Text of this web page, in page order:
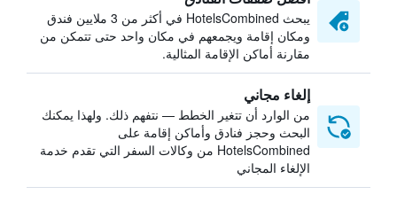
يبحث HotelsCombined في أكثر من 3 ملايين فندق
ومكان إقامة ويجمعهم في مكان واحد حتى تتمكن من
مقارنة أماكن الإقامة المثالية.
إلغاء مجاني
من الوارد أن تتغير الخطط — نتفهم ذلك. ولهذا يمكنك
البحث وحجز فنادق وأماكن إقامة على
HotelsCombined من وكالات السفر التي تقدم خدمة
الإلغاء المجاني